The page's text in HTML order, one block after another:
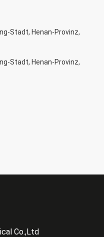
Stadt, Henan-Provinz,
Stadt, Henan-Provinz,
Co.,Ltd